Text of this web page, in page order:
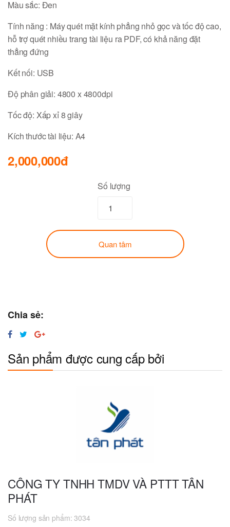
Màu sắc: Đen
Tính năng : Máy quét mặt kính phẳng nhỏ gọc và tốc độ cao,
hỗ trợ quét nhiều trang tài liệu ra PDF, có khả năng đặt
thẳng đứng
Kết nối: USB
Độ phân giải: 4800 x 4800dpi
Tốc độ: Xấp xỉ 8 giây
Kích thước tài liệu: A4
2,000,000đ
Số lượng
Quan tâm
Chia sẻ:
Sản phẩm được cung cấp bởi
CÔNG TY TNHH TMDV VÀ PTTT TÂN
PHÁT
Số lượng sản phẩm:3034